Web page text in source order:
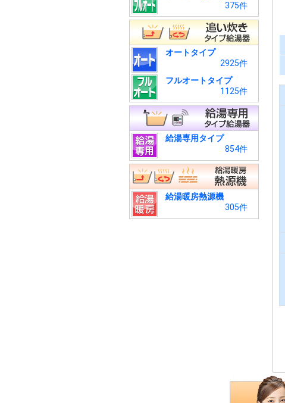
375件
オートタイプ
2925件
フルオートタイプ
1125件
給湯専用タイプ
854件
給湯暖房熱源機
305件